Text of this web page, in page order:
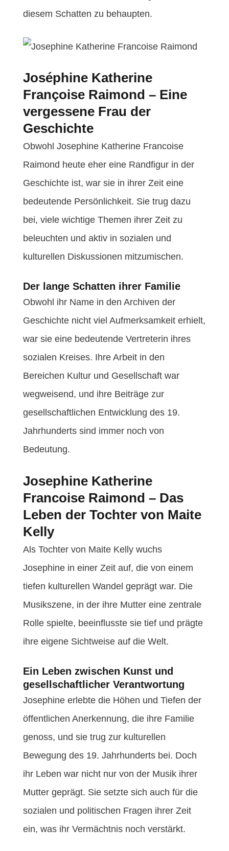
diesem Schatten zu behaupten.
Joséphine Katherine
Françoise Raimond – Eine
vergessene Frau der
Geschichte
Obwohl Josephine Katherine Francoise
Raimond heute eher eine Randfigur in der
Geschichte ist, war sie in ihrer Zeit eine
bedeutende Persönlichkeit. Sie trug dazu
bei, viele wichtige Themen ihrer Zeit zu
beleuchten und aktiv in sozialen und
kulturellen Diskussionen mitzumischen.
Der lange Schatten ihrer Familie
Obwohl ihr Name in den Archiven der
Geschichte nicht viel Aufmerksamkeit erhielt,
war sie eine bedeutende Vertreterin ihres
sozialen Kreises. Ihre Arbeit in den
Bereichen Kultur und Gesellschaft war
wegweisend, und ihre Beiträge zur
gesellschaftlichen Entwicklung des 19.
Jahrhunderts sind immer noch von
Bedeutung.
Josephine Katherine
Francoise Raimond – Das
Leben der Tochter von Maite
Kelly
Als Tochter von Maite Kelly wuchs
Josephine in einer Zeit auf, die von einem
tiefen kulturellen Wandel geprägt war. Die
Musikszene, in der ihre Mutter eine zentrale
Rolle spielte, beeinflusste sie tief und prägte
ihre eigene Sichtweise auf die Welt.
Ein Leben zwischen Kunst und
gesellschaftlicher Verantwortung
Josephine erlebte die Höhen und Tiefen der
öffentlichen Anerkennung, die ihre Familie
genoss, und sie trug zur kulturellen
Bewegung des 19. Jahrhunderts bei. Doch
ihr Leben war nicht nur von der Musik ihrer
Mutter geprägt. Sie setzte sich auch für die
sozialen und politischen Fragen ihrer Zeit
ein, was ihr Vermächtnis noch verstärkt.